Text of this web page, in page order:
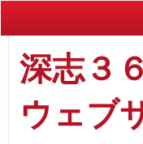
深志３
ウェブ